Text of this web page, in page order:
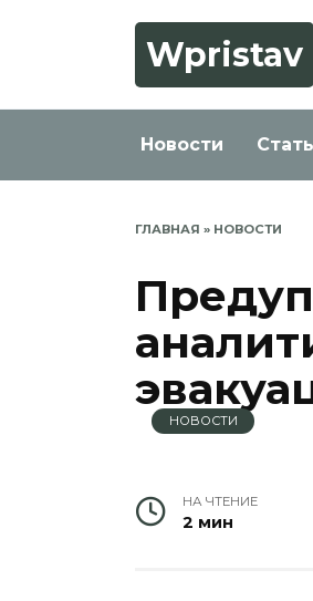
Wpristav
Новости
ГЛАВНАЯ » НОВОСТИ
НОВОСТИ
НА ЧТЕНИЕ
2 мин